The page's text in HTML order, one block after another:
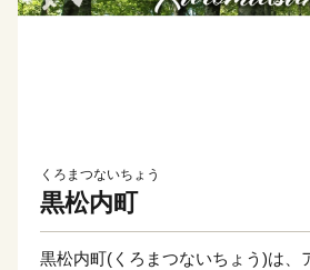
くろまつないちょう
黒松内町
黒松内町(くろまつないちょう)は、